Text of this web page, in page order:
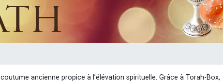
son Maasser
donner son Maasser
de nous rejoindre sur WhatsApp
ancienne propice à l’élévation spirituelle. Grâce à Torah-Box,